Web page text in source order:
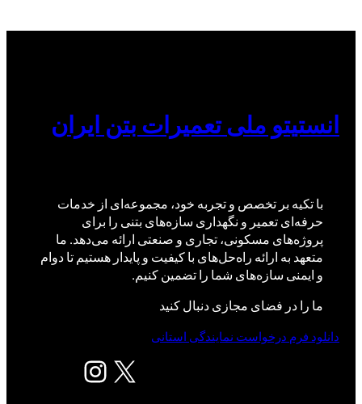
انستیتو ملی تعمیرات بتن ایران
با تکیه بر تخصص و تجربه خود، مجموعه‌ای از خدمات
حرفه‌ای تعمیر و نگهداری سازه‌های بتنی را برای
پروژه‌های مسکونی، تجاری و صنعتی ارائه می‌دهد. ما
متعهد به ارائه راه‌حل‌های با کیفیت و پایدار هستیم تا دوام
و ایمنی سازه‌های شما را تضمین کنیم.
ما را در فضای مجازی دنبال کنید
X اینستاگرم
دانلود فرم درخواست نمایندگی استانی